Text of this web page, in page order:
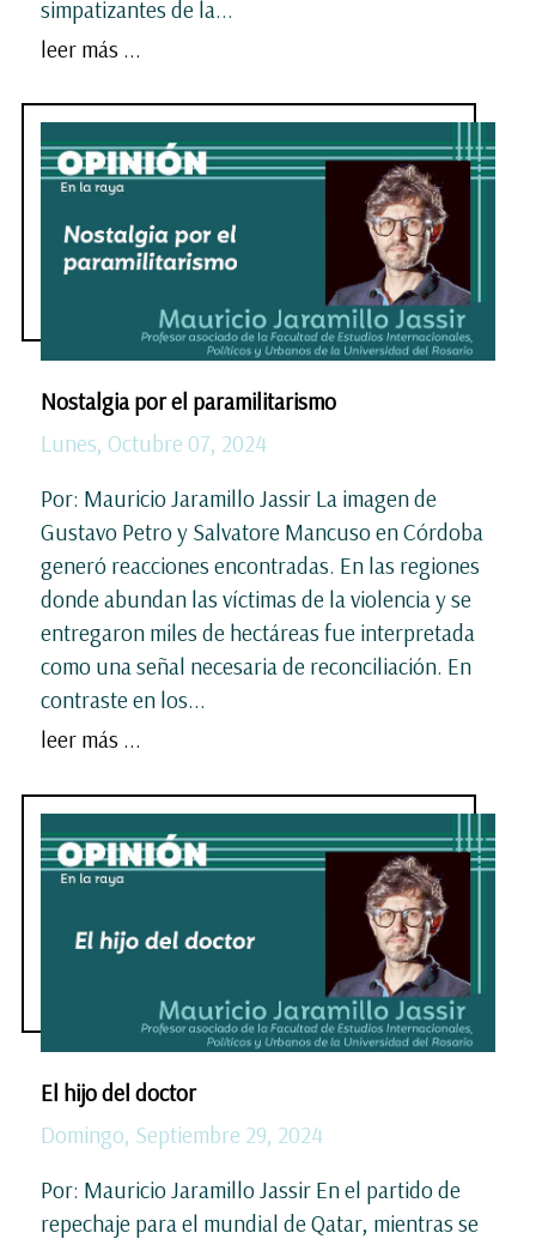
simpatizantes de la...
leer más ...
Nostalgia por el paramilitarismo
Lunes, Octubre 07, 2024
Por: Mauricio Jaramillo Jassir La imagen de
Gustavo Petro y Salvatore Mancuso en Córdoba
generó reacciones encontradas. En las regiones
donde abundan las víctimas de la violencia y se
entregaron miles de hectáreas fue interpretada
como una señal necesaria de reconciliación. En
contraste en los...
leer más ...
El hijo del doctor
Domingo, Septiembre 29, 2024
Por: Mauricio Jaramillo Jassir En el partido de
repechaje para el mundial de Qatar, mientras se